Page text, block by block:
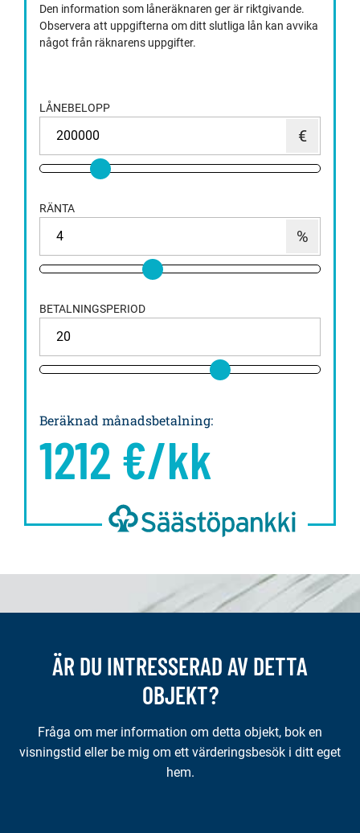
Den information som låneräknaren ger är riktgivande.
Observera att uppgifterna om ditt slutliga lån kan avvika
något från räknarens uppgifter.
LÅNEBELOPP
RÄNTA
BETALNINGSPERIOD
Beräknad månadsbetalning:
1212 €/kk
ÄR DU INTRESSERAD AV DETTA
OBJEKT?
Fråga om mer information om detta objekt, bok en
visningstid eller be mig om ett värderingsbesök i ditt eget
hem.